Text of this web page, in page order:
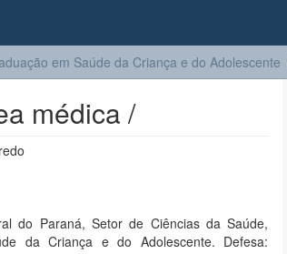
em Saúde da Criança e do Adolescente
médica /
do Paraná, Setor de Ciências da Saúde,
da Criança e do Adolescente. Defesa: